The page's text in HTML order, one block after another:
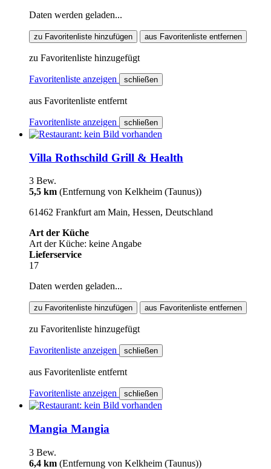
Daten werden geladen...
zu Favoritenliste hinzufügen aus Favoritenliste entfernen
zu Favoritenliste hinzugefügt
Favoritenliste anzeigen schließen
aus Favoritenliste entfernt
Favoritenliste anzeigen schließen
Villa Rothschild Grill & Health
3 Bew.
5,5 km (Entfernung von Kelkheim (Taunus))
61462 Frankfurt am Main, Hessen, Deutschland
Art der Küche
Art der Küche: keine Angabe
Lieferservice
17
Daten werden geladen...
zu Favoritenliste hinzufügen aus Favoritenliste entfernen
zu Favoritenliste hinzugefügt
Favoritenliste anzeigen schließen
aus Favoritenliste entfernt
Favoritenliste anzeigen schließen
Mangia Mangia
3 Bew.
6,4 km (Entfernung von Kelkheim (Taunus))